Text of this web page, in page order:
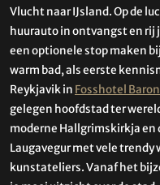
Vlucht naar IJsland. Op de
huurauto in ontvangst en rij
een optionele stop maken
warm bad, als eerste
Reykjavik in Fosshotel Baron
gelegen hoofdstad ter
moderne Hallgrimskirkja
Laugavegur met vele
kunstateliers. Vanaf het